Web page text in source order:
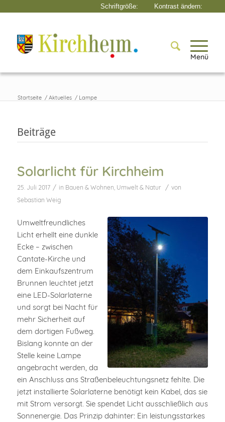
Menü
Startseite / Aktuelles / Lampe
Beiträge
Solarlicht für Kirchheim
25. Juli 2017 / in Bauen & Wohnen, Umwelt & Natur / von
Sebastian Weig
Umweltfreundliches
Licht erhellt eine dunkle
Ecke – zwischen
Cantate-Kirche und
dem Einkaufszentrum
Brunnen leuchtet jetzt
eine LED-Solarlaterne
und sorgt bei Nacht für
mehr Sicherheit auf
dem dortigen Fußweg.
Bislang konnte an der
Stelle keine Lampe
angebracht werden, da
ein Anschluss ans Straßenbeleuchtungsnetz fehlte. Die
jetzt installierte Solarlaterne benötigt kein Kabel, das sie
mit Strom versorgt. Sie spendet Licht ausschließlich aus
Sonnenergie. Das Prinzip dahinter: Ein leistungsstarkes